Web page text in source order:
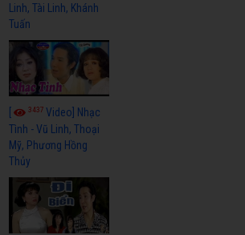
Linh, Tài Linh, Khánh
Tuấn
3437Video] Nhạc
Tình - Vũ Linh, Thoại
Mỹ, Phương Hồng
Thủy